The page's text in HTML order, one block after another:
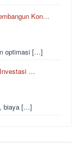
Kon…
optimasi […]
…
biaya […]